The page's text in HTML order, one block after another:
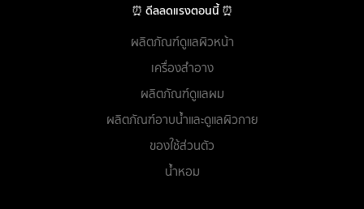
⏰ ดีลลดแรงตอนนี้ ⏰
ผลิตภัณฑ์ดูแลผิวหน้า
เครื่องสำอาง
ผลิตภัณฑ์ดูแลผม
ผลิตภัณฑ์อาบน้ำและดูแลผิวกาย
ของใช้ส่วนตัว
น้ำหอม